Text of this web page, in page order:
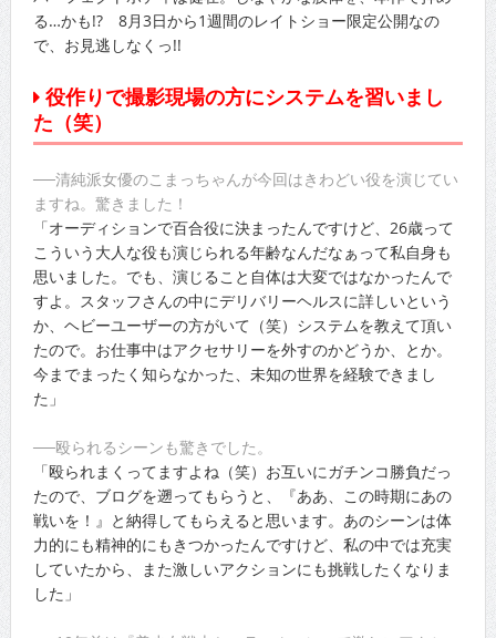
る…かも!? 8月3日から1週間のレイトショー限定公開なの
で、お見逃しなくっ!!
役作りで撮影現場の方にシステムを習いまし
た（笑）
──清純派女優のこまっちゃんが今回はきわどい役を演じてい
ますね。驚きました！
「オーディションで百合役に決まったんですけど、26歳って
こういう大人な役も演じられる年齢なんだなぁって私自身も
思いました。でも、演じること自体は大変ではなかったんで
すよ。スタッフさんの中にデリバリーヘルスに詳しいという
か、ヘビーユーザーの方がいて（笑）システムを教えて頂い
たので。お仕事中はアクセサリーを外すのかどうか、とか。
今までまったく知らなかった、未知の世界を経験できまし
た」
──殴られるシーンも驚きでした。
「殴られまくってますよね（笑）お互いにガチンコ勝負だっ
たので、ブログを遡ってもらうと、『ああ、この時期にあの
戦いを！』と納得してもらえると思います。あのシーンは体
力的にも精神的にもきつかったんですけど、私の中では充実
していたから、また激しいアクションにも挑戦したくなりま
した」